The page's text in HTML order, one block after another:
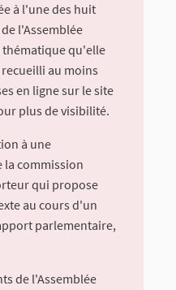
à l'une des huit
l'Assemblée
qu'elle
au moins
en ligne sur le site
plus de visibilité.
à une
la commission
qui propose
au cours d'un
parlementaire,
de l'Assemblée